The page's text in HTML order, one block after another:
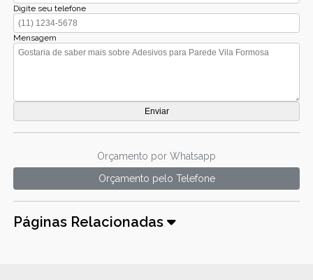
Digite seu telefone
Mensagem
Orçamento por Whatsapp
Orçamento pelo Telefone
Páginas Relacionadas